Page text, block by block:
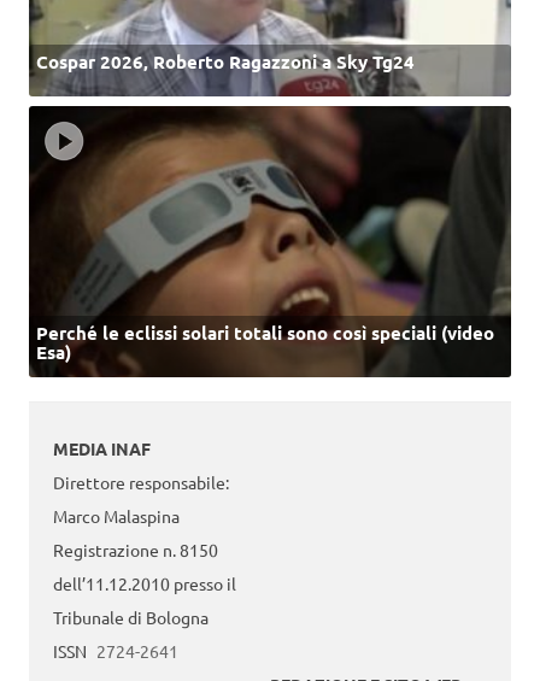
Cospar 2026, Roberto Ragazzoni a Sky Tg24
Perché le eclissi solari totali sono così speciali (video
Esa)
MEDIA INAF
Direttore responsabile:
Marco Malaspina
Registrazione n. 8150
dell’11.12.2010 presso il
Tribunale di Bologna
ISSN 2724-2641